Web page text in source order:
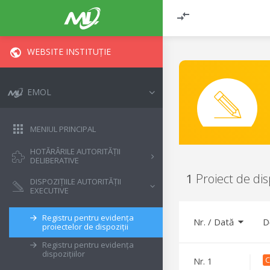
WEBSITE INSTITUȚIE
EMOL
MENIUL PRINCIPAL
HOTĂRÂRILE AUTORITĂȚII
DELIBERATIVE
DISPOZIȚIILE AUTORITĂȚII
EXECUTIVE
Registru pentru evidența
proiectelor de dispoziții
Registru pentru evidența
dispozițiilor
1 Proiect de
Nr. / Dată
Nr. 1